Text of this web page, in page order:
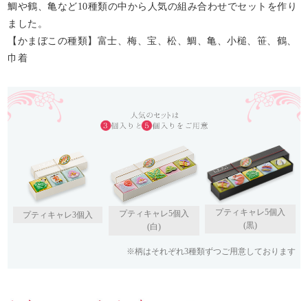
鯛や鶴、亀など10種類の中から人気の組み合わせでセットを作り
ました。
【かまぼこの種類】富士、梅、宝、松、鯛、亀、小槌、笹、鶴、
巾着
プティキャレ3個入
プティキャレ5個入
(白)
プティキャレ5個入
(黒)
※柄はそれぞれ3種類ずつご用意しております